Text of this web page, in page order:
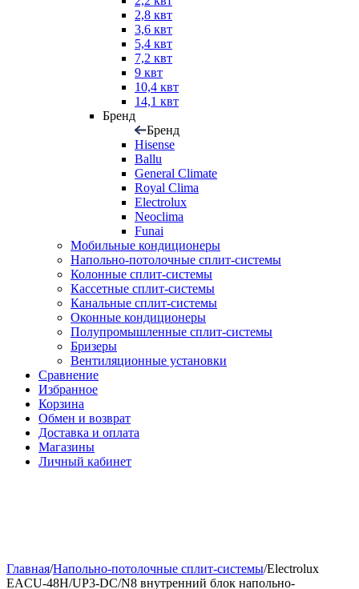
2,8 квт
3,6 квт
5,4 квт
7,2 квт
9 квт
10,4 квт
14,1 квт
Бренд
Бренд
Hisense
Ballu
General Climate
Royal Clima
Electrolux
Neoclima
Funai
Мобильные кондиционеры
Напольно-потолоч​ные ​сплит-системы
Колонные ​​сплит-системы
Кассетные сплит-системы
Канальные сплит-системы
Оконные кондиционеры
Полупромышленные сплит-системы
Бризеры
Вентиляционные установки
Сравнение
Избранное
Корзина
Обмен и возврат
Доставка и оплата
Магазины
Личный кабинет
Главная/Напольно-потолоч​ные сплит-системы/Electrolux
EACU-48H/UP3-DC/N8 внутренний блок напольно-